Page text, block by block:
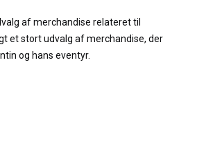
af merchandise relateret til
et stort udvalg af merchandise, der
og hans eventyr.